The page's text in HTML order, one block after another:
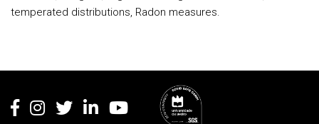
temperated distributions, Radon measures.